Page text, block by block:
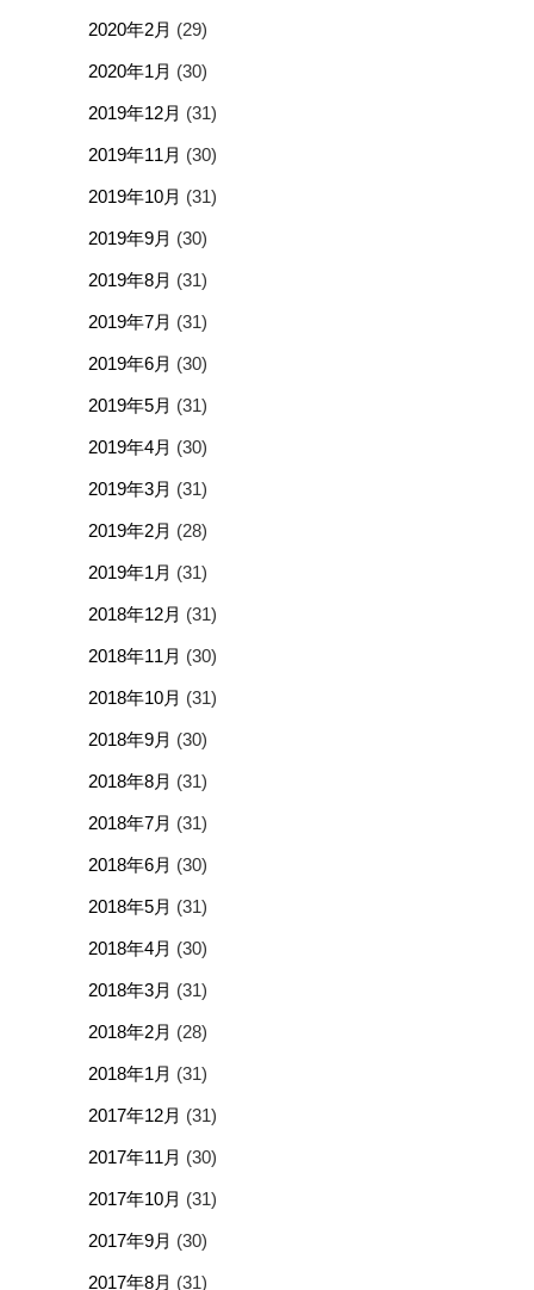
2020年2月 (29)
2020年1月 (30)
2019年12月 (31)
2019年11月 (30)
2019年10月 (31)
2019年9月 (30)
2019年8月 (31)
2019年7月 (31)
2019年6月 (30)
2019年5月 (31)
2019年4月 (30)
2019年3月 (31)
2019年2月 (28)
2019年1月 (31)
2018年12月 (31)
2018年11月 (30)
2018年10月 (31)
2018年9月 (30)
2018年8月 (31)
2018年7月 (31)
2018年6月 (30)
2018年5月 (31)
2018年4月 (30)
2018年3月 (31)
2018年2月 (28)
2018年1月 (31)
2017年12月 (31)
2017年11月 (30)
2017年10月 (31)
2017年9月 (30)
2017年8月 (31)